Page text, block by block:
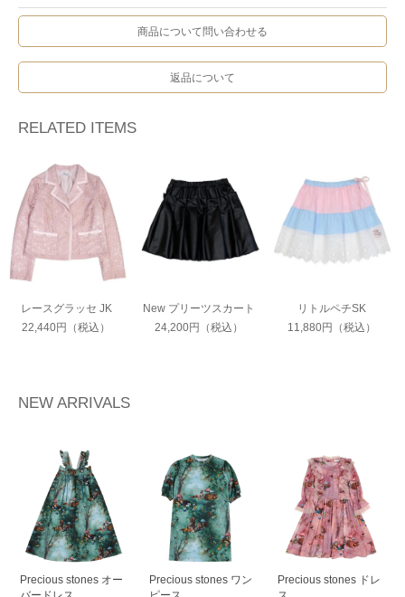
商品について問い合わせる
返品について
RELATED ITEMS
レースグラッセ JK
22,440円（税込）
New プリーツスカート
24,200円（税込）
リトルペチSK
11,880円（税込）
NEW ARRIVALS
Precious stones オー
Precious stones ワン
Precious stones ドレ